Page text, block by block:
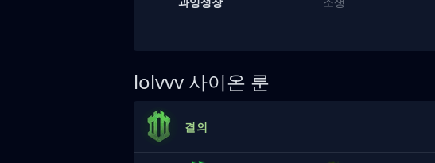
lolvvv 사이온 룬
결의